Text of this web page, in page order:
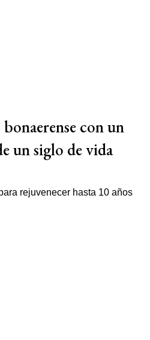
con un
un siglo de vida